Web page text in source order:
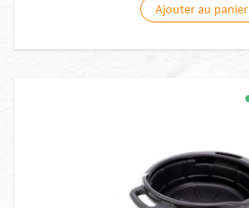
Ajouter au panier